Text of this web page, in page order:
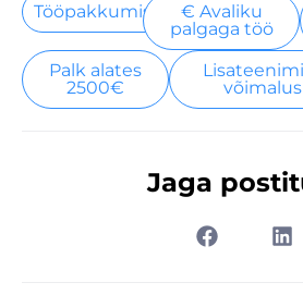
Tööpakkumised
€ Avaliku
palgaga töö
Palk alates
2500€
võimalus
Jaga